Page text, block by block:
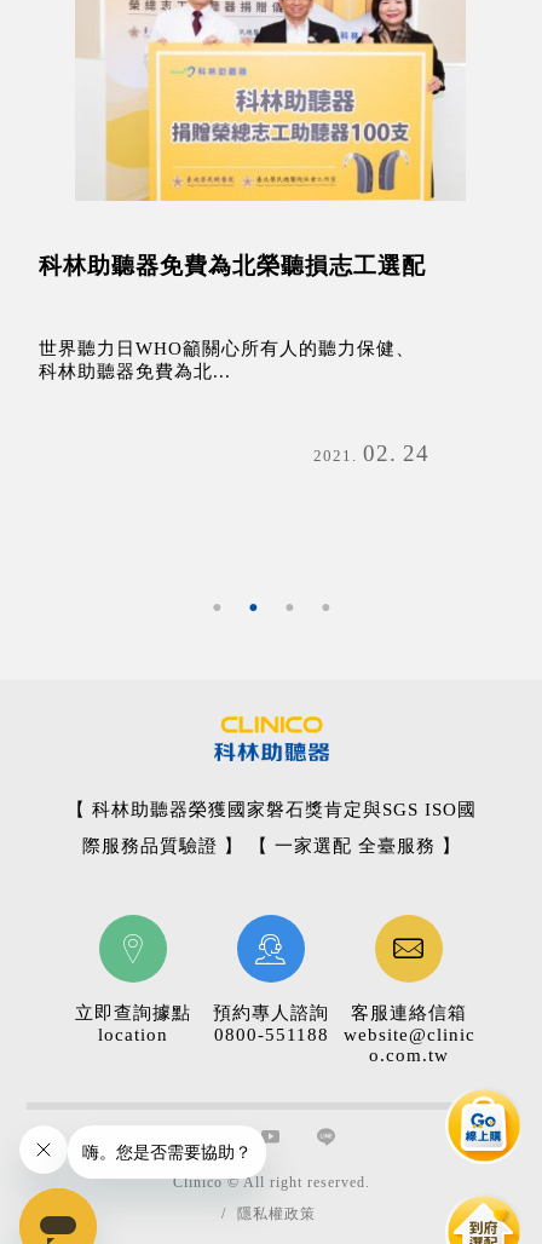
科林助聽器免費為北榮聽損志工選配
世界聽力日WHO籲關心所有人的聽力保健、
科林助聽器免費為北...
2021 02 24
【 科林助聽器榮獲國家磐石獎肯定與SGS ISO國
際服務品質驗證 】 【 一家選配 全臺服務 】
立即查詢據點
location
預約專人諮詢
0800-551188
客服連絡信箱
website@clinic
o.com.tw
Clinico © All right reserved.
/
隱私權政策